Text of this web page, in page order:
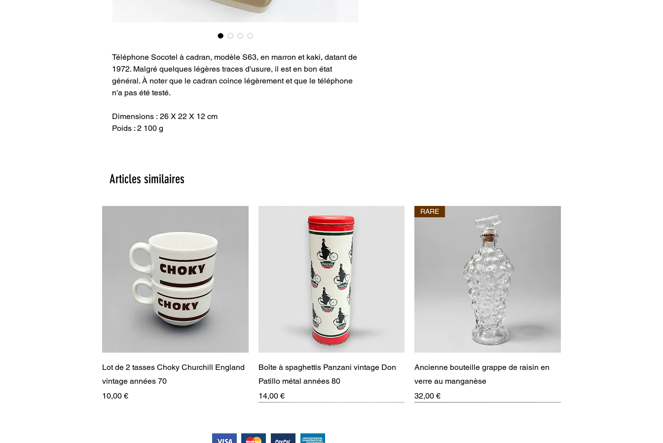
Téléphone Socotel à cadran, modèle S63, en marron et kaki, datant de
1972. Malgré quelques légères traces d'usure, il est en bon état
général. À noter que le cadran coince légèrement et que le téléphone
n'a pas été testé.
Dimensions : 26 X 22 X 12 cm
Poids : 2 100 g
Articles similaires
Aperçu rapide
Lot de 2 tasses Choky Churchill England
vintage années 70
Prix
10,00 €
Aperçu rapide
Boîte à spaghettis Panzani vintage Don
Patillo métal années 80
Prix
14,00 €
Aperçu rapide
RARE
Ancienne bouteille grappe de raisin en
verre au manganèse
Prix
32,00 €